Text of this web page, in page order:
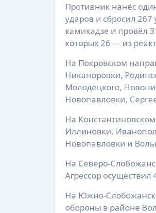
Противник нанёс
ударов и сбросил
камикадзе и провёл
которых 26 — из
На Покровском
Никаноровки,
Молодецкого,
Новопавловки,
На
Иллиновки,
Новопавловки и
На Северо-
Агрессор
На Южно-
обороны в районе